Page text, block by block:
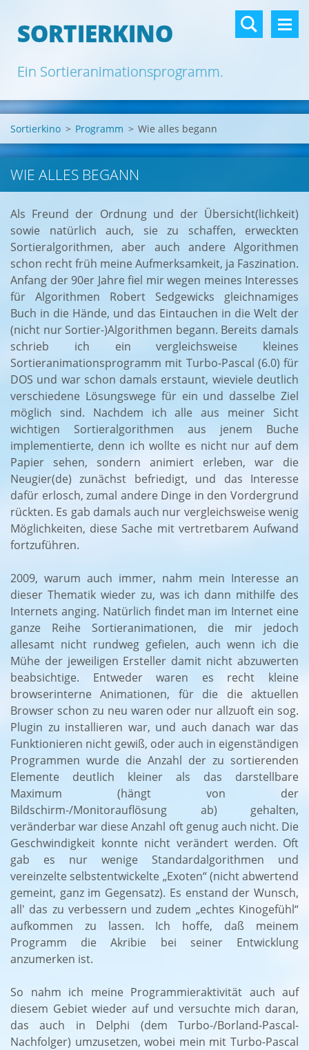
SORTIERKINO
Ein Sortieranimationsprogramm.
Sortierkino > Programm > Wie alles begann
WIE ALLES BEGANN
Als Freund der Ordnung und der Übersicht(lichkeit)
sowie natürlich auch, sie zu schaffen, erweckten
Sortieralgorithmen, aber auch andere Algorithmen
schon recht früh meine Aufmerksamkeit, ja Faszination.
Anfang der 90er Jahre fiel mir wegen meines Interesses
für Algorithmen Robert Sedgewicks gleichnamiges
Buch in die Hände, und das Eintauchen in die Welt der
(nicht nur Sortier-)Algorithmen begann. Bereits damals
schrieb ich ein vergleichsweise kleines
Sortieranimationsprogramm mit Turbo-Pascal (6.0) für
DOS und war schon damals erstaunt, wieviele deutlich
verschiedene Lösungswege für ein und dasselbe Ziel
möglich sind. Nachdem ich alle aus meiner Sicht
wichtigen Sortieralgorithmen aus jenem Buche
implementierte, denn ich wollte es nicht nur auf dem
Papier sehen, sondern animiert erleben, war die
Neugier(de) zunächst befriedigt, und das Interesse
dafür erlosch, zumal andere Dinge in den Vordergrund
rückten. Es gab damals auch nur vergleichsweise wenig
Möglichkeiten, diese Sache mit vertretbarem Aufwand
fortzuführen.
2009, warum auch immer, nahm mein Interesse an
dieser Thematik wieder zu, was ich dann mithilfe des
Internets anging. Natürlich findet man im Internet eine
ganze Reihe Sortieranimationen, die mir jedoch
allesamt nicht rundweg gefielen, auch wenn ich die
Mühe der jeweiligen Ersteller damit nicht abzuwerten
beabsichtige. Entweder waren es recht kleine
browserinterne Animationen, für die die aktuellen
Browser schon zu neu waren oder nur allzuoft ein sog.
Plugin zu installieren war, und auch danach war das
Funktionieren nicht gewiß, oder auch in eigenständigen
Programmen wurde die Anzahl der zu sortierenden
Elemente deutlich kleiner als das darstellbare
Maximum (hängt von der
Bildschirm-/Monitorauflösung ab) gehalten,
veränderbar war diese Anzahl oft genug auch nicht. Die
Geschwindigkeit konnte nicht verändert werden. Oft
gab es nur wenige Standardalgorithmen und
vereinzelte selbstentwickelte „Exoten“ (nicht abwertend
gemeint, ganz im Gegensatz). Es enstand der Wunsch,
all' das zu verbessern und zudem „echtes Kinogefühl“
aufkommen zu lassen. Ich hoffe, daß meinem
Programm die Akribie bei seiner Entwicklung
anzumerken ist.
So nahm ich meine Programmieraktivität auch auf
diesem Gebiet wieder auf und versuchte mich daran,
das auch in Delphi (dem Turbo-/Borland-Pascal-
Nachfolger) umzusetzen, wobei mein mit Turbo-Pascal